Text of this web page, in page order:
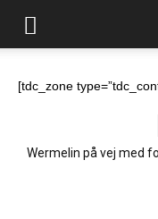
[tdc_zone
Greenpeace: